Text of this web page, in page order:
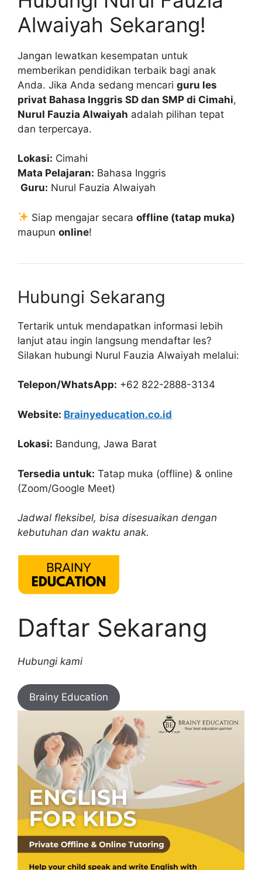
Alwaiyah Sekarang!
Jangan lewatkan kesempatan untuk
memberikan pendidikan terbaik bagi anak
Anda. Jika Anda sedang mencari guru les
privat Bahasa Inggris SD dan SMP di Cimahi,
Nurul Fauzia Alwaiyah adalah pilihan tepat
dan terpercaya.
Lokasi: Cimahi
Mata Pelajaran: Bahasa Inggris
Guru: Nurul Fauzia Alwaiyah
Siap mengajar secaraoffline (tatap muka)
maupun online!
Hubungi Sekarang
Tertarik untuk mendapatkan informasi lebih
lanjut atau ingin langsung mendaftar les?
Silakan hubungi Nurul Fauzia Alwaiyah melalui:
Telepon/WhatsApp: +62 822-2888-3134
Website: Brainyeducation.co.id
Lokasi: Bandung, Jawa Barat
Tersedia untuk: Tatap muka (offline) & online
(Zoom/Google Meet)
Jadwal fleksibel, bisa disesuaikan dengan
kebutuhan dan waktu anak.
Daftar Sekarang
Hubungi kami
Brainy Education